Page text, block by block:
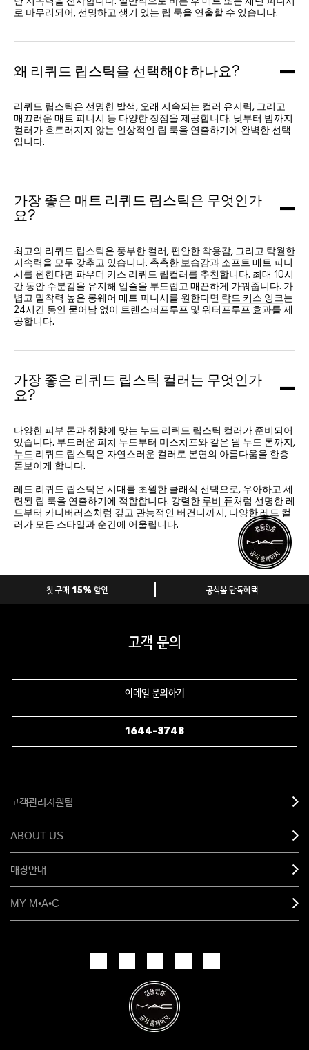
로 마무리되어, 선명하고 생기 있는 립 룩을 연출할 수 있습니다.
왜 리퀴드 립스틱을 선택해야 하나요?
리퀴드 립스틱은 선명한 발색, 오래 지속되는 컬러 유지력, 그리고
매끄러운 매트 피니시 등 다양한 장점을 제공합니다. 낮부터 밤까지
컬러가 흐트러지지 않는 인상적인 립 룩을 연출하기에 완벽한 선택
입니다.
가장 좋은 매트 리퀴드 립스틱은 무엇인가
요?
최고의 리퀴드 립스틱은 풍부한 컬러, 편안한 착용감, 그리고 탁월한
지속력을 모두 갖추고 있습니다. 촉촉한 보습감과 소프트 매트 피니
시를 원한다면 파우더 키스 리퀴드 립컬러 를 추천합니다. 최대 10시
간 동안 수분감을 유지해 입술을 부드럽고 매끈하게 가꿔줍니다. 가
볍고 밀착력 높은 롱웨어 매트 피니시를 원한다면 락드 키스 잉크는
24시간 동안 묻어남 없이 트랜스퍼프루프 및 워터프루프 효과를 제
공합니다.
가장 좋은 리퀴드 립스틱 컬러는 무엇인가
요?
다양한 피부 톤과 취향에 맞는 누드 리퀴드 립스틱 컬러가 준비되어
있습니다. 부드러운 피치 누드부터 미스치프와 같은 웜 누드 톤까지,
누드 리퀴드 립스틱은 자연스러운 컬러로 본연의 아름다움을 한층
돋보이게 합니다.
레드 리퀴드 립스틱은 시대를 초월한 클래식 선택으로, 우아하고 세
련된 립 룩을 연출하기에 적합합니다. 강렬한 루비 퓨처럼 선명한 레
드부터 카니버러스처럼 깊고 관능적인 버건디까지, 다양한 레드 컬
러가 모든 스타일과 순간에 어울립니다.
첫 구매 15% 할인 공식몰 단독혜택
고객 문의
이메일 문의하기
1644-3748
고객관리지원팀
ABOUT US
매장안내
MY M•A•C